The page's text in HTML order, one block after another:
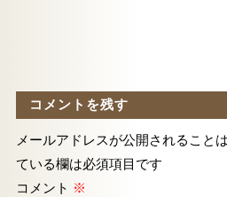
コメントを残す
メールアドレスが公開されること
ている欄は必須項目です
コメント ※